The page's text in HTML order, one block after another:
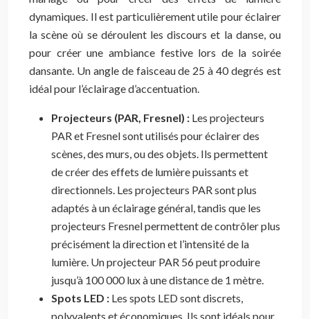
dynamiques. Il est particulièrement utile pour éclairer
la scène où se déroulent les discours et la danse, ou
pour créer une ambiance festive lors de la soirée
dansante. Un angle de faisceau de 25 à 40 degrés est
idéal pour l’éclairage d’accentuation.
Projecteurs (PAR, Fresnel) : Les projecteurs
PAR et Fresnel sont utilisés pour éclairer des
scènes, des murs, ou des objets. Ils permettent
de créer des effets de lumière puissants et
directionnels. Les projecteurs PAR sont plus
adaptés à un éclairage général, tandis que les
projecteurs Fresnel permettent de contrôler plus
précisément la direction et l’intensité de la
lumière. Un projecteur PAR 56 peut produire
jusqu’à 100 000 lux à une distance de 1 mètre.
Spots LED : Les spots LED sont discrets,
polyvalents et économiques. Ils sont idéals pour